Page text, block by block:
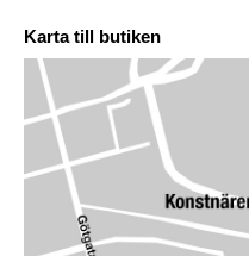
Karta till butiken